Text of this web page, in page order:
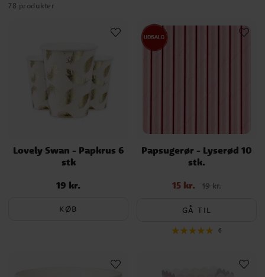
78 produkter
Lovely Swan - Papkrus 6
stk
Pris: 19 kr.
19 kr.
KØB
Papsugerør - Lyserød 10
stk.
:15 kr. Tidligere pris
15 kr. 19 kr.
GÅ TIL
6